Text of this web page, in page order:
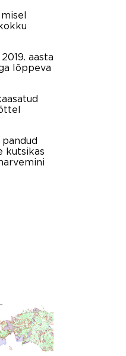
aasta
lõppeva
kutsikas